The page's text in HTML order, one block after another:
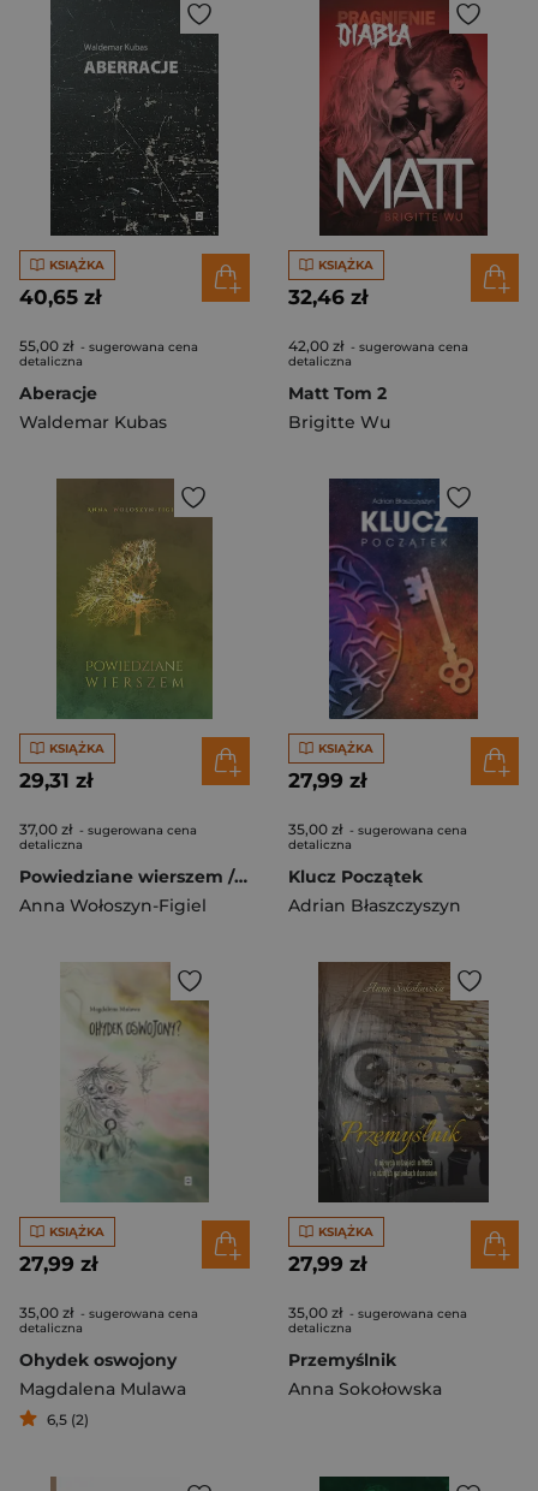
KSIĄŻKA
40,65 zł
55,00 zł - sugerowana cena
detaliczna
Aberacje
Waldemar Kubas
KSIĄŻKA
32,46 zł
42,00 zł - sugerowana cena
detaliczna
Matt Tom 2
Brigitte Wu
KSIĄŻKA
29,31 zł
37,00 zł - sugerowana cena
detaliczna
Powiedziane wierszem / Pan Wydawca
Anna Wołoszyn-Figiel
KSIĄŻKA
27,99 zł
35,00 zł - sugerowana cena
detaliczna
Klucz Początek
Adrian Błaszczyszyn
KSIĄŻKA
27,99 zł
35,00 zł - sugerowana cena
detaliczna
Ohydek oswojony
Magdalena Mulawa
6,5 (2)
KSIĄŻKA
27,99 zł
35,00 zł - sugerowana cena
detaliczna
Przemyślnik
Anna Sokołowska